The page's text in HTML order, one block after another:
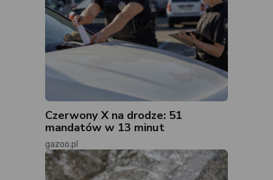
Czerwony X na drodze: 51
mandatów w 13 minut
gazoo.pl